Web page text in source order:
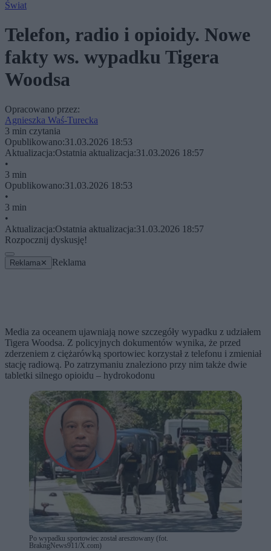
Świat
Telefon, radio i opioidy. Nowe
fakty ws. wypadku Tigera
Woodsa
Opracowano przez:
Agnieszka Waś-Turecka
3 min czytania
Opublikowano:31.03.2026 18:53
Aktualizacja:Ostatnia aktualizacja:31.03.2026 18:57
•
3 min
Opublikowano:31.03.2026 18:53
•
3 min
•
Aktualizacja:Ostatnia aktualizacja:31.03.2026 18:57
Rozpocznij dyskusję!
Reklama ✕ Reklama
Media za oceanem ujawniają nowe szczegóły wypadku z udziałem
Tigera Woodsa. Z policyjnych dokumentów wynika, że przed
zderzeniem z ciężarówką sportowiec korzystał z telefonu i zmieniał
stację radiową. Po zatrzymaniu znaleziono przy nim także dwie
tabletki silnego opioidu – hydrokodonu
Po wypadku sportowiec został aresztowany (fot.
BrakngNews911/X.com)